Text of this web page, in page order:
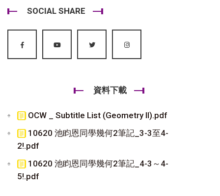
SOCIAL SHARE
資料下載
OCW _ Subtitle List (Geometry II).pdf
10620 池盷恩同學幾何2筆記_3-3至4-
2!.pdf
10620 池盷恩同學幾何2筆記_4-3～4-
5!.pdf